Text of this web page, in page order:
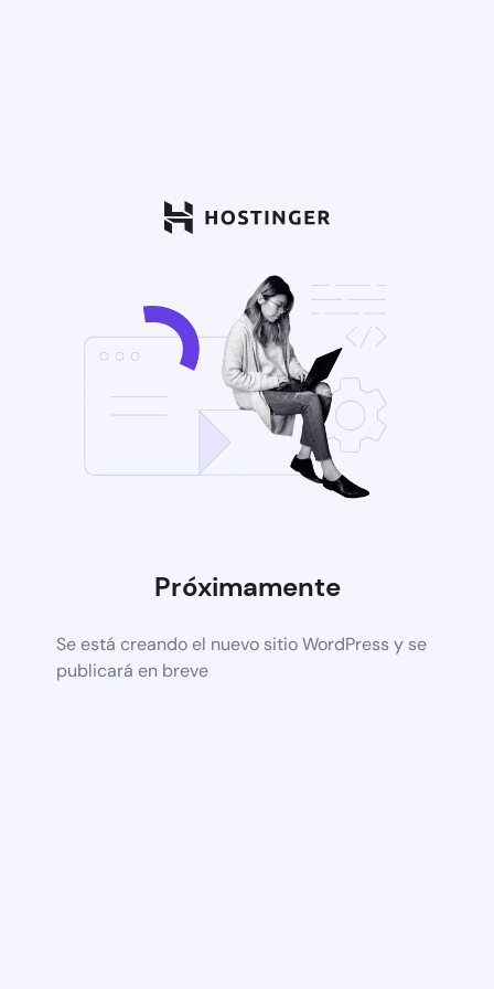
Próximamente
Se está creando el nuevo sitio WordPress y se
publicará en breve